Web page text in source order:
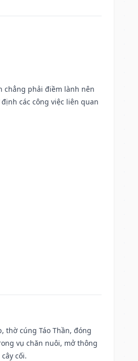
chẳng phải điềm lành nên
các công việc liên quan
thờ cúng Táo Thần, đóng
vụ chăn nuôi, mở thông
cối.